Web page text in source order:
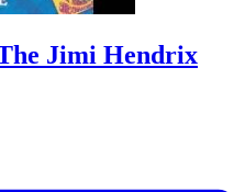
Jimi Hendrix